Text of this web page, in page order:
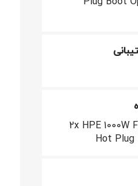
2x HPE
Hot Plug